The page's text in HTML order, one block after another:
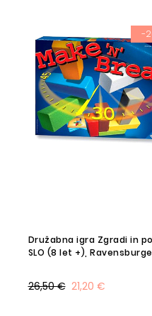
-
Družabna igra Zgradi in
SLO (8 let +),
21,20 €
26,50 €